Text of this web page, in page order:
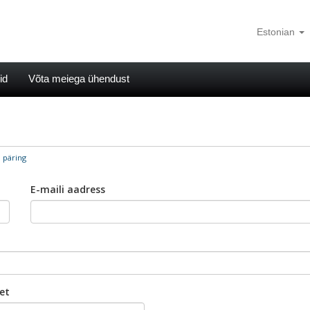
Estonian
Võta meiega ühendust
päring
E-maili aadress